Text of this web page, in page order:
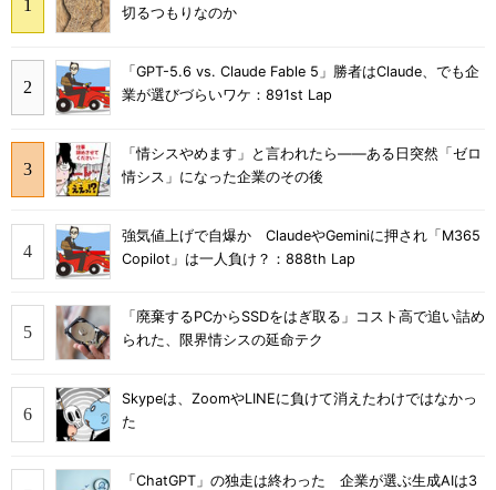
切るつもりなのか
「GPT-5.6 vs. Claude Fable 5」勝者はClaude、でも企
業が選びづらいワケ：891st Lap
「情シスやめます」と言われたら――ある日突然「ゼロ
情シス」になった企業のその後
強気値上げで自爆か ClaudeやGeminiに押され「M365
Copilot」は一人負け？：888th Lap
「廃棄するPCからSSDをはぎ取る」コスト高で追い詰め
られた、限界情シスの延命テク
Skypeは、ZoomやLINEに負けて消えたわけではなかっ
た
「ChatGPT」の独走は終わった 企業が選ぶ生成AIは3